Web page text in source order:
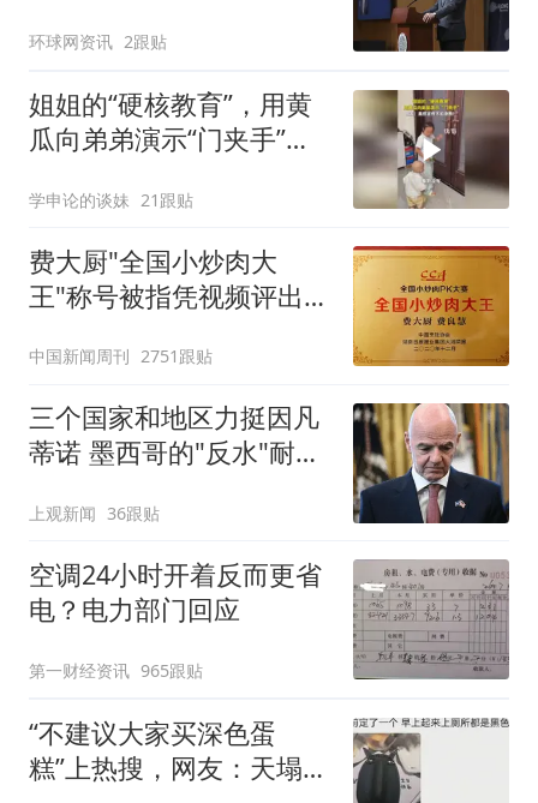
环球网资讯 2跟贴
姐姐的“硬核教育”，用黄
瓜向弟弟演示“门夹手”，
教！
学申论的谈妹 21跟贴
费大厨"全国小炒肉大
王"称号被指凭视频评出
中国新闻周刊 2751跟贴
三个国家和地区力挺因凡
蒂诺 墨西哥的"反水"耐人
上观新闻 36跟贴
空调24小时开着反而更省
电？电力部门回应
第一财经资讯 965跟贴
“不建议大家买深色蛋
糕”上热搜，网友：天塌